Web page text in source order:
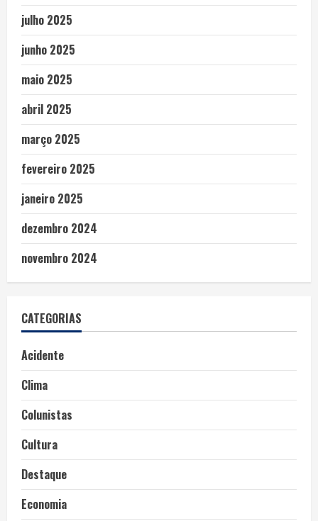
julho 2025
junho 2025
maio 2025
abril 2025
março 2025
fevereiro 2025
janeiro 2025
dezembro 2024
novembro 2024
CATEGORIAS
Acidente
Clima
Colunistas
Cultura
Destaque
Economia